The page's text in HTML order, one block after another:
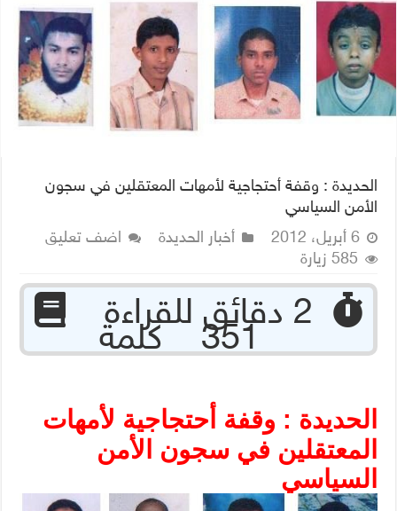
الحديدة : وقفة أحتجاجية لأمهات المعتقلين في سجون
الأمن السياسي
6 أبريل، 2012
أخبار الحديدة
اضف تعليق
585 زيارة
351 كلمة
الحديدة : وقفة أحتجاجية لأمهات
المعتقلين في سجون الأمن
السياسي